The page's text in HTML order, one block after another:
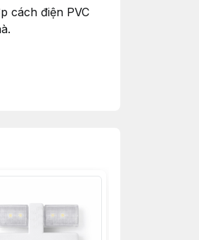
cách điện PVC